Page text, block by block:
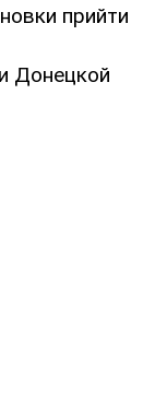
прийти
Донецкой